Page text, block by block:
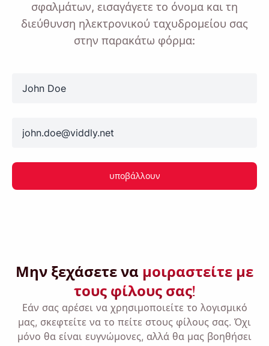
σφαλμάτων, εισαγάγετε το όνομα και τη
διεύθυνση ηλεκτρονικού ταχυδρομείου σας
στην παρακάτω φόρμα:
υποβάλλουν
Μην ξεχάσετε να μοιραστείτε με
τους φίλους σας!
Εάν σας αρέσει να χρησιμοποιείτε το λογισμικό
μας, σκεφτείτε να το πείτε στους φίλους σας. Όχι
μόνο θα είναι ευγνώμονες, αλλά θα μας βοηθήσει
Θύμισέ μου 🔔
Name